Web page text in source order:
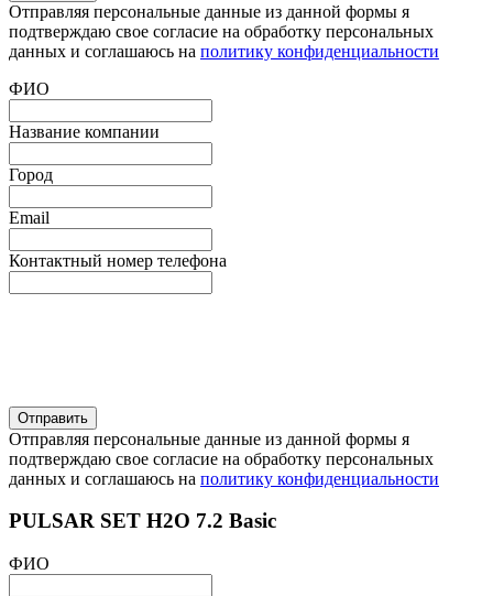
Отправляя персональные данные из данной формы я
подтверждаю свое согласие на обработку персональных
данных и соглашаюсь на политику конфиденциальности
ФИО
Название компании
Город
Email
Контактный номер телефона
Отправляя персональные данные из данной формы я
подтверждаю свое согласие на обработку персональных
данных и соглашаюсь на политику конфиденциальности
PULSAR SET H2O 7.2 Basic
ФИО